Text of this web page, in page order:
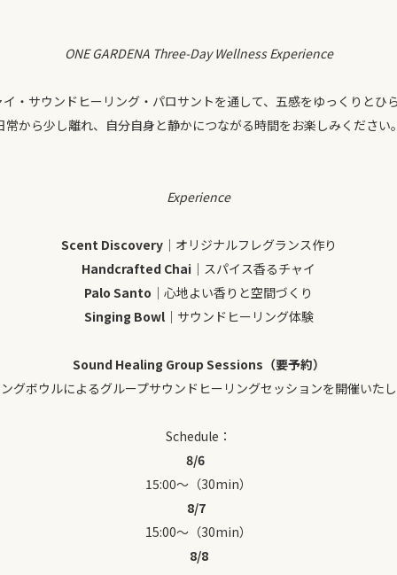
ONE GARDENA Three-Day Wellness Experience
・サウンドヒーリング・パロサントを通して、五感をゆっくりとひ
常から少し離れ、自分自身と静かにつながる時間をお楽しみください
Experience
Scent Discovery｜オリジナルフレグランス作り
Handcrafted Chai ｜スパイス香るチャイ
Palo Santo ｜心地よい香りと空間づくり
Singing Bowl｜サウンドヒーリング体験
Sound Healing Group Sessions（要予約）
グボウルによるグループサウンドヒーリングセッションを開催いた
Schedule：
8/6
15:00〜（30min）
8/7
15:00〜（30min）
8/8